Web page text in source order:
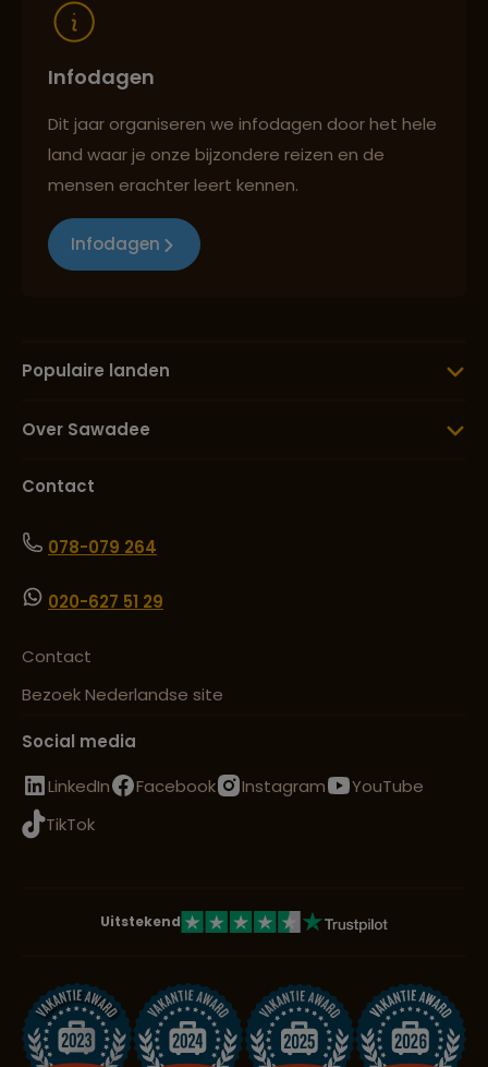
Infodagen
Dit jaar organiseren we infodagen door het hele
land waar je onze bijzondere reizen en de
mensen erachter leert kennen.
Infodagen
Populaire landen
Over Sawadee
Contact
078-079 264
020-627 51 29
Contact
Bezoek Nederlandse site
Social media
LinkedIn
Facebook Instagram
YouTube
TikTok
Uitstekend